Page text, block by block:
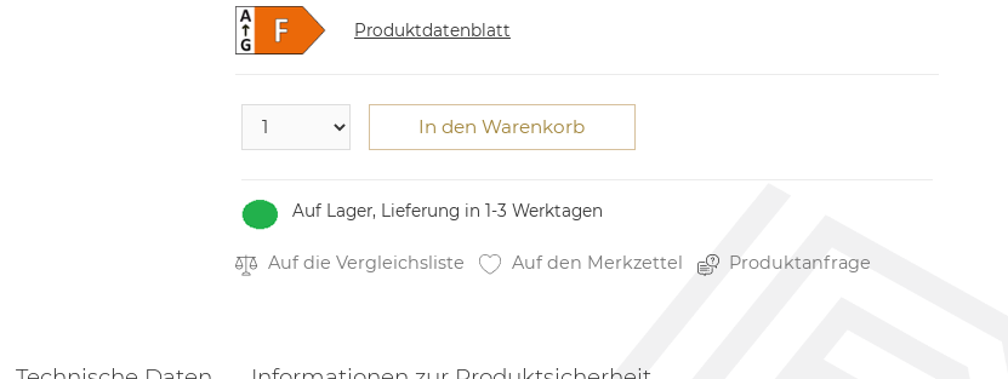
Produktdatenblatt
Auf Lager, Lieferung in 1-3 Werktagen
In den Warenkorb
Auf die Vergleichsliste Auf den Merkzettel Produktanfrage